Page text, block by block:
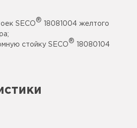
SECO
®
18081004 желтого
стойку SECO
®
18080104